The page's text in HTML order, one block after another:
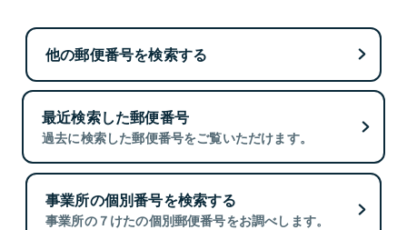
他の郵便番号を検索する
最近検索した郵便番号
過去に検索した郵便番号をご覧いただけます。
事業所の個別番号を検索する
事業所の７けたの個別郵便番号をお調べします。